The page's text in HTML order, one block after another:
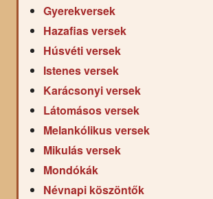
Gyerekversek
Hazafias versek
Húsvéti versek
Istenes versek
Karácsonyi versek
Látomásos versek
Melankólikus versek
Mikulás versek
Mondókák
Névnapi köszöntők